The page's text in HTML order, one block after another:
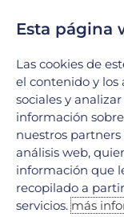
el tratamiento de
LEER MÁS »
Esta página
Las cookies de
el contenido y los
sociales y
información
nuestros
análisis web,
información que
recopilado a
servicios.más